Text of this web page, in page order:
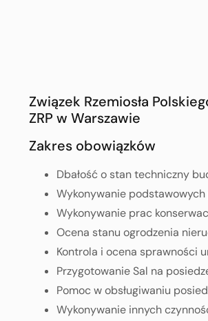
Związek Rzemiosła
ZRP w Warszawie
Zakres obowiązków
Dbałość o stan techniczny
Wykonywanie
Wykonywanie prac
Ocena stanu ogrodzenia
Kontrola i ocena sprawności
Przygotowanie Sal na
Pomoc w obsługiwaniu
Wykonywanie innych